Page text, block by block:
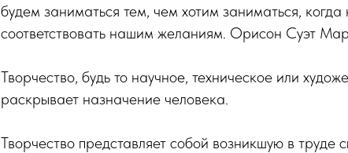
будем заниматься тем, чем хотим заниматься,
соответствовать нашим желаниям. Орисон Суэт
Творчество, будь то научное, техническое или
раскрывает назначение человека.
Творчество представляет собой возникшую в труде